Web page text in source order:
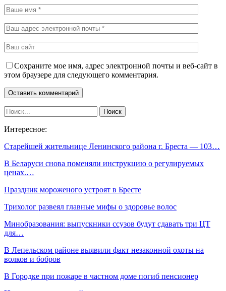
Сохраните мое имя, адрес электронной почты и веб-сайт в
этом браузере для следующего комментария.
Интересное:
Старейшей жительнице Ленинского района г. Бреста — 103…
В Беларуси снова поменяли инструкцию о регулируемых
ценах.…
Праздник мороженого устроят в Бресте
Трихолог развеял главные мифы о здоровье волос
Минобразования: выпускники ссузов будут сдавать три ЦТ
для…
В Лепельском районе выявили факт незаконной охоты на
волков и бобров
В Городке при пожаре в частном доме погиб пенсионер